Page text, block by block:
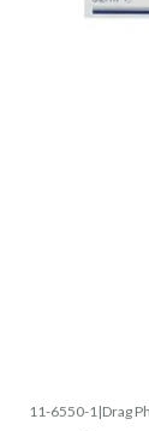
11-6550-1|Drag